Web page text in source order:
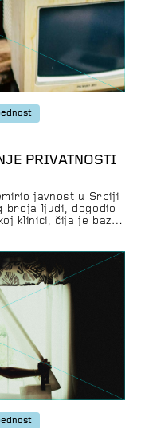
PRIVATNOSTI
javnost u Srbiji
broja ljudi, dogodio
klinici, čija je baza
puna imena
ovi, adrese
dijagnoze. Prema